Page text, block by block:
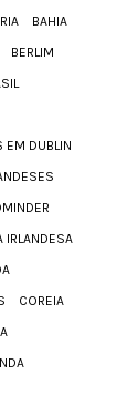
BAHIA
BERLIM
EM DUBLIN
IRLANDESA
COREIA